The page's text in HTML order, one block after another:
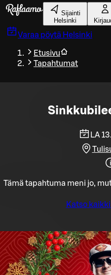
Siirry pääsisältöön
Sijainti
Helsinki
Varaa pöytä Helsinki
Etusivu
Tapahtumat
LA
Tämä tapahtuma meni jo,
Katso